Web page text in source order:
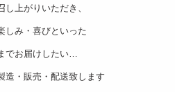
し上がりいただき、
しみ・喜びといった
でお届けしたい…
造・販売・配送致します